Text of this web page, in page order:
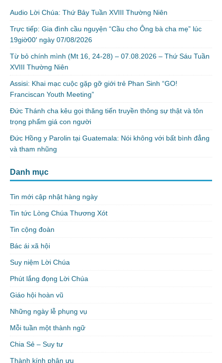
Audio Lời Chúa: Thứ Bảy Tuần XVIII Thường Niên
Trực tiếp: Gia đình cầu nguyện “Cầu cho Ông bà cha mẹ” lúc
19giờ00′ ngày 07/08/2026
Từ bỏ chính mình (Mt 16, 24-28) – 07.08.2026 – Thứ Sáu Tuần
XVIII Thường Niên
Assisi: Khai mạc cuộc gặp gỡ giới trẻ Phan Sinh “GO!
Franciscan Youth Meeting”
Đức Thánh cha kêu gọi thăng tiến truyền thông sự thật và tôn
trọng phẩm giá con người
Đức Hồng y Parolin tại Guatemala: Nói không với bất bình đẳng
và tham nhũng
Danh mục
Tin mới cập nhật hàng ngày
Tin tức Lòng Chúa Thương Xót
Tin cộng đoàn
Bác ái xã hội
Suy niệm Lời Chúa
Phút lắng đọng Lời Chúa
Giáo hội hoàn vũ
Những ngày lễ phụng vụ
Mỗi tuần một thành ngữ
Chia Sẻ – Suy tư
Thành kính phân ưu